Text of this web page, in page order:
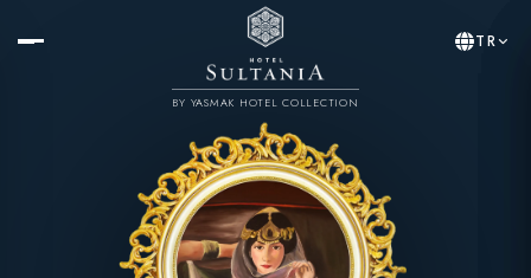
BY YASMAK HOTEL COLLECTION
TR